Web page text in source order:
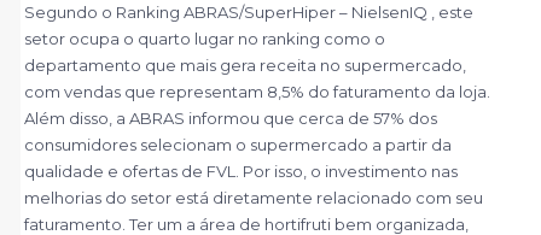
Segundo o Ranking ABRAS/SuperHiper – NielsenIQ , este
setor ocupa o quarto lugar no ranking como o
departamento que mais gera receita no supermercado,
com vendas que representam 8,5% do faturamento da loja.
Além disso, a ABRAS informou que cerca de 57% dos
consumidores selecionam o supermercado a partir da
qualidade e ofertas de FVL. Por isso, o investimento nas
melhorias do setor está diretamente relacionado com seu
faturamento. Ter um a área de hortifruti bem organizada,